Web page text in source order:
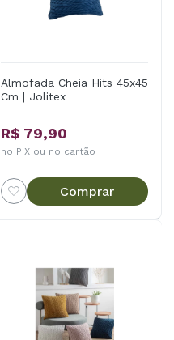
Almofada Cheia Hits 45x45
Cm | Jolitex
R$ 79,90
no PIX ou no cartão
Comprar